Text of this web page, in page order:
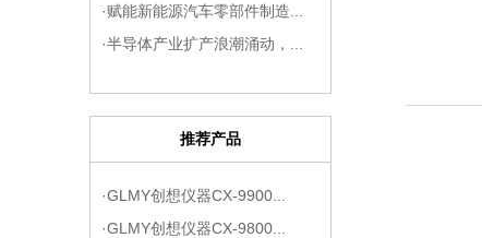
·赋能新能源汽车零部件制造...
·半导体产业扩产浪潮涌动，...
推荐产品
·GLMY创想仪器CX-9900...
·GLMY创想仪器CX-9800...